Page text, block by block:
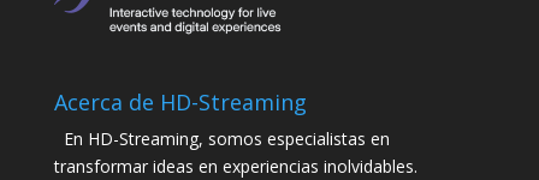
Acerca de HD-Streaming
En HD-Streaming, somos especialistas en
transformar ideas en experiencias inolvidables.